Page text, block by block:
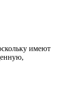
имеют